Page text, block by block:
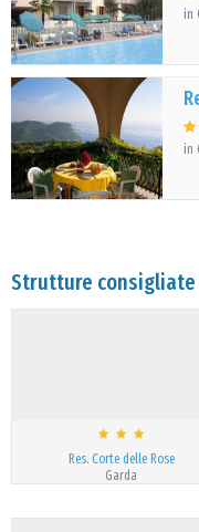
in
in
Strutture consigliate
Res. Corte delle Rose
Garda